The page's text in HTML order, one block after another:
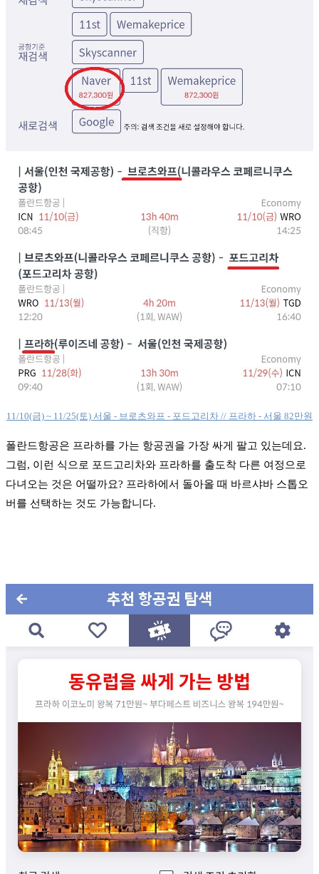
11/10(금) ~ 11/25(토) 서울 - 브로츠와프 - 포드고리차 // 프라하 - 서울 82만원
폴란드항공은 프라하를 가는 항공권을 가장 싸게 팔고 있는데요.
그럼, 이런 식으로 포드고리차와 프라하를 출도착 다른 여정으로
다녀오는 것은 어떨까요? 프라하에서 돌아올 때 바르샤바 스톱오
버를 선택하는 것도 가능합니다.